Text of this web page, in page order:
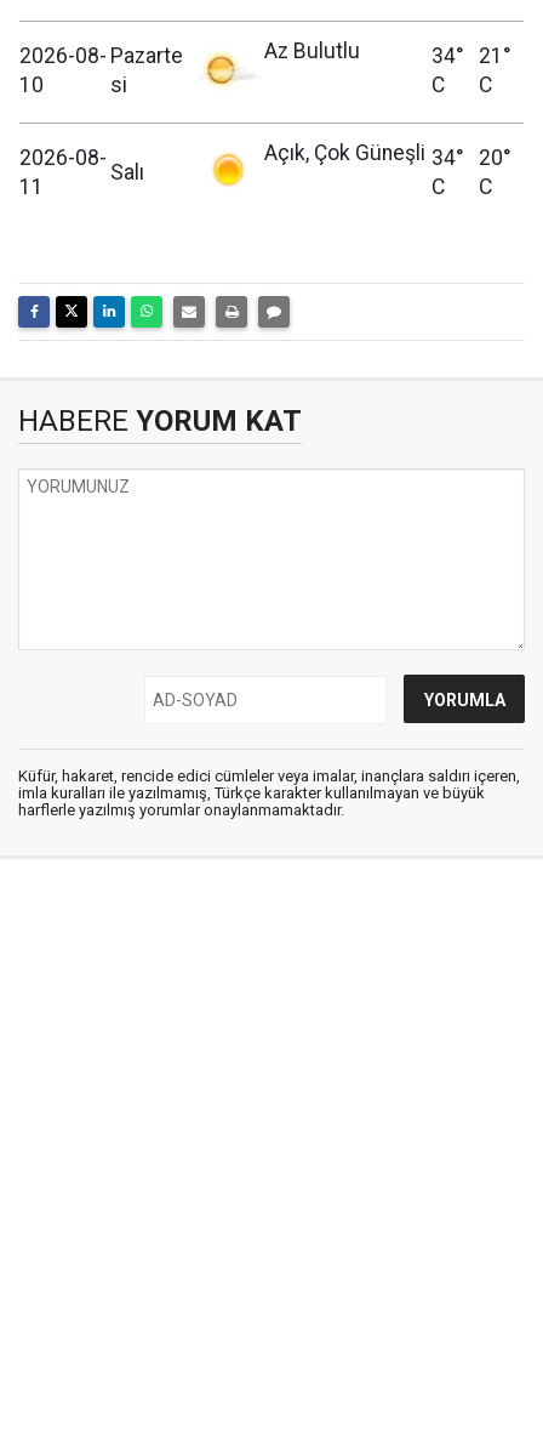
2026-08-
10
Pazarte
si
Az Bulutlu
34°
C
21°
C
2026-08-
11
Salı
Açık, Çok Güneşli 34°
C
20°
C
HABERE YORUM KAT
Küfür, hakaret, rencide edici cümleler veya imalar, inançlara saldırı içeren,
imla kuralları ile yazılmamış, Türkçe karakter kullanılmayan ve büyük
harflerle yazılmış yorumlar onaylanmamaktadır.